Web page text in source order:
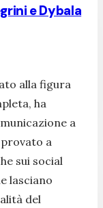
e Dybala
alla figura
ha
a
a
sui social
lasciano
del